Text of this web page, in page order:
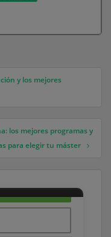
y los mejores
los mejores programas y
para elegir tu máster